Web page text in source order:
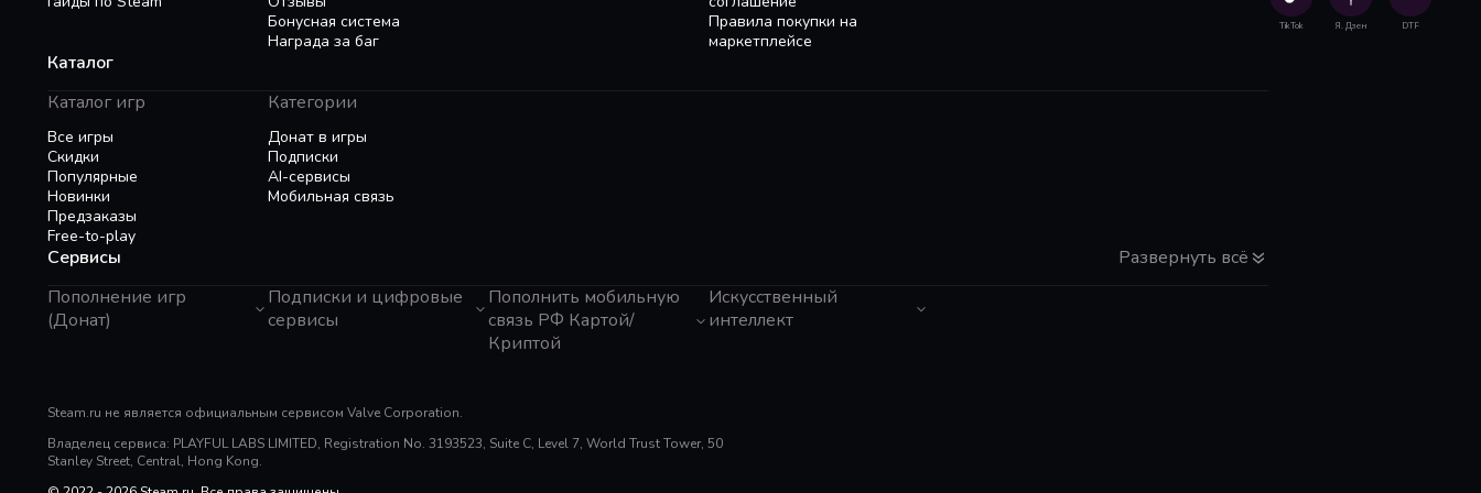
Бонусная система
Награда за баг
Правила покупки на
маркетплейсе
Каталог
Каталог игр
Все игры
Скидки
Популярные
Новинки
Предзаказы
Free-to-play
Категории
Донат в игры
Подписки
AI-сервисы
Мобильная связь
Сервисы
Развернуть всё
Пополнение игр
(Донат)
Genshin Impact
Super SUS
PUBG Mobile
Free Fire
Подписки и цифровые
сервисы
Telegram Премиум
Rewarble
Razer Gold
Пополнить мобильную
связь РФ Картой/
Криптой
Beeline (Казахстан)
Искусственный
интеллект
Perplexity
Suno AI
TikTok Я. Дзен DTF
Steam.ru не является официальным сервисом Valve Corporation.
Владелец сервиса: PLAYFUL LABS LIMITED, Registration No. 3193523, Suite C, Level 7, World Trust Tower, 50
Stanley Street, Central, Hong Kong.